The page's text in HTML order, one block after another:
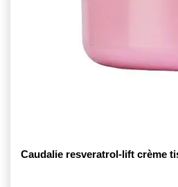
Caudalie resveratrol-lift crème